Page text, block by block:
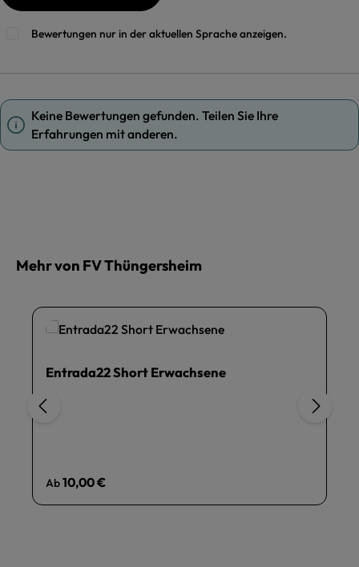
Bewertungen nur in der aktuellen Sprache anzeigen.
Keine Bewertungen gefunden. Teilen Sie Ihre
Erfahrungen mit anderen.
Mehr von FV Thüngersheim
Entrada22 Short Erwachsene
Regulärer Preis:
Ab10,00 €